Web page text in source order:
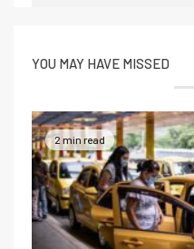
YOU MAY HAVE MISSED
2 min read